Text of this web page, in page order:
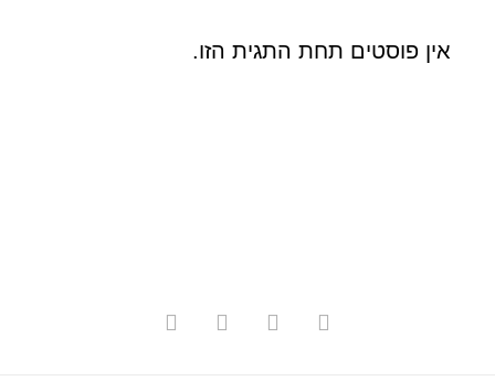
אין פוסטים תחת התגית הזו.